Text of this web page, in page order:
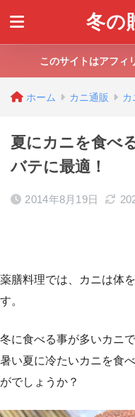
冬の
このサイトはアフィ
ホーム カニ通販 カ
夏にカニを食べ
バテに最適！
2014年8月19日
薬膳料理では、カニは体
す。
冬に食べる事が多いカニ
暑い夏に冷たいカニを食
がでしょうか？